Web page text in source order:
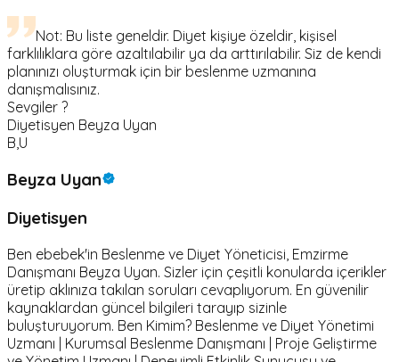
Not: Bu liste geneldir. Diyet kişiye özeldir, kişisel
farklılıklara göre azaltılabilir ya da arttırılabilir. Siz de kendi
planınızı oluşturmak için bir beslenme uzmanına
danışmalısınız.
Sevgiler ?
Diyetisyen Beyza Uyan
B,U
Beyza Uyan
Diyetisyen
Ben ebebek'in Beslenme ve Diyet Yöneticisi, Emzirme
Danışmanı Beyza Uyan. Sizler için çeşitli konularda içerikler
üretip aklınıza takılan soruları cevaplıyorum. En güvenilir
kaynaklardan güncel bilgileri tarayıp sizinle
buluşturuyorum. Ben Kimim? Beslenme ve Diyet Yönetimi
Uzmanı | Kurumsal Beslenme Danışmanı | Proje Geliştirme